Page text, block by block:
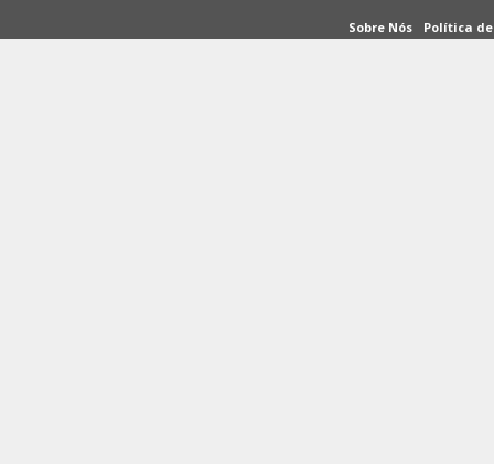
Sobre Nós Política